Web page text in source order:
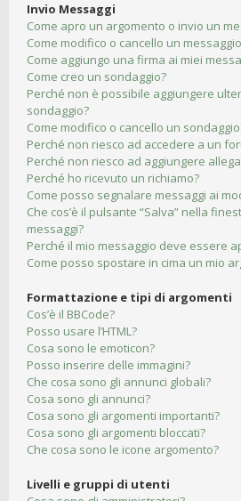
Invio Messaggi
Come apro un argomento o invio un
Come modifico o cancello un
Come aggiungo una firma ai miei
Come creo un sondaggio?
Perché non è possibile aggiungere
sondaggio?
Come modifico o cancello un
Perché non riesco ad accedere a un
Perché non riesco ad aggiungere
Perché ho ricevuto un richiamo?
Come posso segnalare messaggi ai
Che cos’è il pulsante “Salva” nella
messaggi?
Perché il mio messaggio deve essere
Come posso spostare in cima un mio
Formattazione e tipi di argomenti
Cos’è il BBCode?
Posso usare l’HTML?
Cosa sono le emoticon?
Posso inserire delle immagini?
Che cosa sono gli annunci globali?
Cosa sono gli annunci?
Cosa sono gli argomenti importanti?
Cosa sono gli argomenti bloccati?
Che cosa sono le icone argomento?
Livelli e gruppi di utenti